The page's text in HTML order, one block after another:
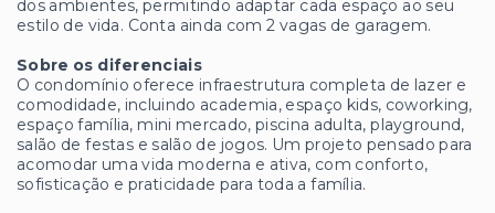
dos ambientes, permitindo adaptar cada espaço ao seu
estilo de vida. Conta ainda com 2 vagas de garagem.
Sobre os diferenciais
O condomínio oferece infraestrutura completa de lazer e
comodidade, incluindo academia, espaço kids, coworking,
espaço família, mini mercado, piscina adulta, playground,
salão de festas e salão de jogos. Um projeto pensado para
acomodar uma vida moderna e ativa, com conforto,
sofisticação e praticidade para toda a família.